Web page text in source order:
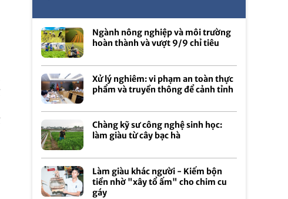
Ngành nông nghiệp và môi trường
hoàn thành và vượt 9/9 chỉ tiêu
Xử lý nghiêm: vi phạm an toàn thực
phẩm và truyền thông để cảnh tỉnh
Chàng kỹ sư công nghệ sinh học:
làm giàu từ cây bạc hà
Làm giàu khác người - Kiếm bộn
tiền nhờ "xây tổ ấm" cho chim cu
gáy